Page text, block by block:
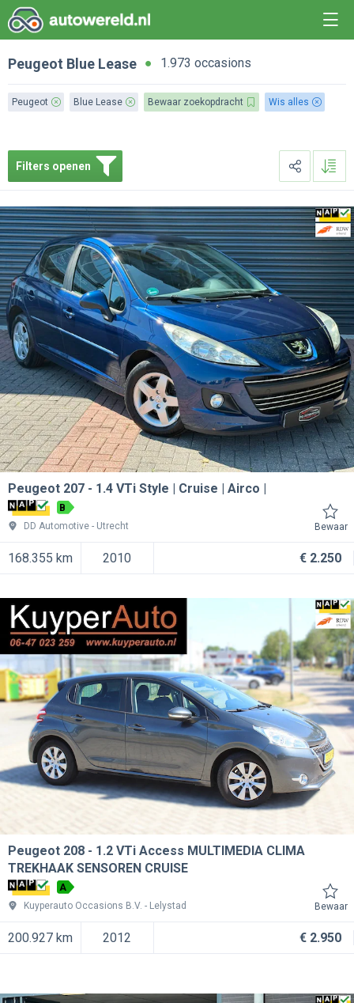
Peugeot Blue Lease 1.973 occasions
Peugeot Blue Lease Bewaar zoekopdracht Wis alles
Filters openen
Peugeot 207 1.4 VTi Style | Cruise | Airco |
B
DD Automotive
Utrecht Bewaar
168.355 km 2010 € 2.250
Peugeot 208
1.2 VTi Access MULTIMEDIA CLIMA
TREKHAAK SENSOREN CRUISE
A
Kuyperauto Occasions B.V.
Lelystad Bewaar
200.927 km 2012 € 2.950